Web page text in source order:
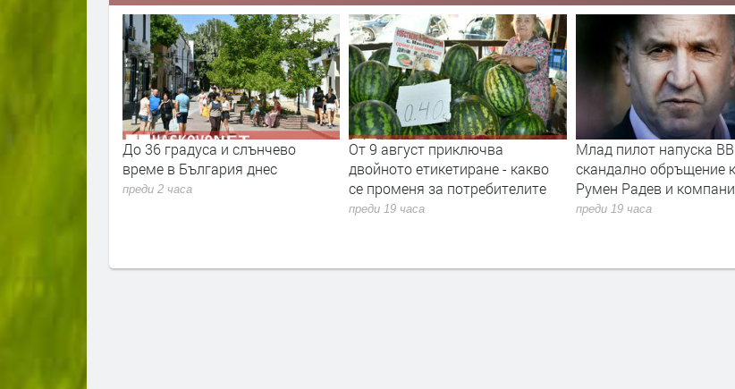
вече
До 36 градуса и слънчево
време в България днес
преди 2 часа
От 9 август приключва
двойното етикетиране - какво
се променя за потребителите
преди 19 часа
Млад пилот напуска
скандално обръщение
Румен Радев и
преди 19 часа